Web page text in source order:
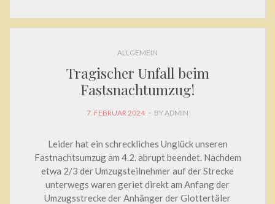
ALLGEMEIN
Tragischer Unfall beim
Fastsnachtumzug!
POSTED
7. FEBRUAR 2024 BYADMIN
Leider hat ein schreckliches Unglück unseren
Fastnachtsumzug am 4.2. abrupt beendet. Nachdem
etwa 2/3 der Umzugsteilnehmer auf der Strecke
unterwegs waren geriet direkt am Anfang der
Umzugsstrecke der Anhänger der Glottertäler